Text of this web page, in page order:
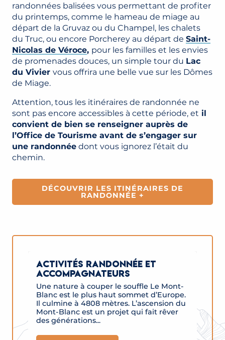
randonnées balisées vous permettant de profiter
du printemps, comme le hameau de miage au
départ de la Gruvaz ou du Champel, les chalets
du Truc, ou encore Porcherey au départ de Saint-
Nicolas de Véroce, pour les familles et les envies
de promenades douces, un simple tour du Lac
du Vivier vous offrira une belle vue sur les Dômes
de Miage.
Attention, tous les itinéraires de randonnée ne
sont pas encore accessibles à cette période, et il
convient de bien se renseigner auprès de
l’Office de Tourisme avant de s’engager sur
une randonnée dont vous ignorez l’était du
chemin.
DÉCOUVRIR LES ITINÉRAIRES DE
RANDONNÉE +
ACTIVITÉS RANDONNÉE ET
ACCOMPAGNATEURS
Une nature à couper le souffle Le Mont-
Blanc est le plus haut sommet d’Europe.
Il culmine à 4808 mètres. L’ascension du
Mont-Blanc est un projet qui fait rêver
des générations...